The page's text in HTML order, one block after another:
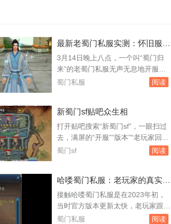
最新老蜀门私服实测：怀旧服还
能撑多久
3月14日晚上八点，一个叫“蜀门归
来”的老蜀门私服无声无息地开服
了。没有官网公告，没有广告推送，
已经排了三百多人的队。这个数字差
点让我以为回到了2010年。玩了一
周，我把它当成一个活样本，想看看
这款快二十年的游戏，换了私服运营
蜀门私服 阅读
新蜀门sf贴吧众生相
打开贴吧搜索“新蜀门sf”，一眼扫过
去，满屏的“开服”“版本”“老玩家回
归”。这个吧不长不短的存在了七
帖冒出来，像是老房子里不断有人搬
进来又搬走，地板踩得凹凸不平，但
灯火始终亮着。吧里最常见的一种帖
子，是“新人求助”。发帖的人多半从
蜀门sf 阅读
哈喽蜀门私服：老玩家的真实体
验
接触哈喽蜀门私服是在2023年初，
当时官方版本更新太快，老玩家跟不
上节奏。这个私服主打经典50级版
蜀门私服 阅读